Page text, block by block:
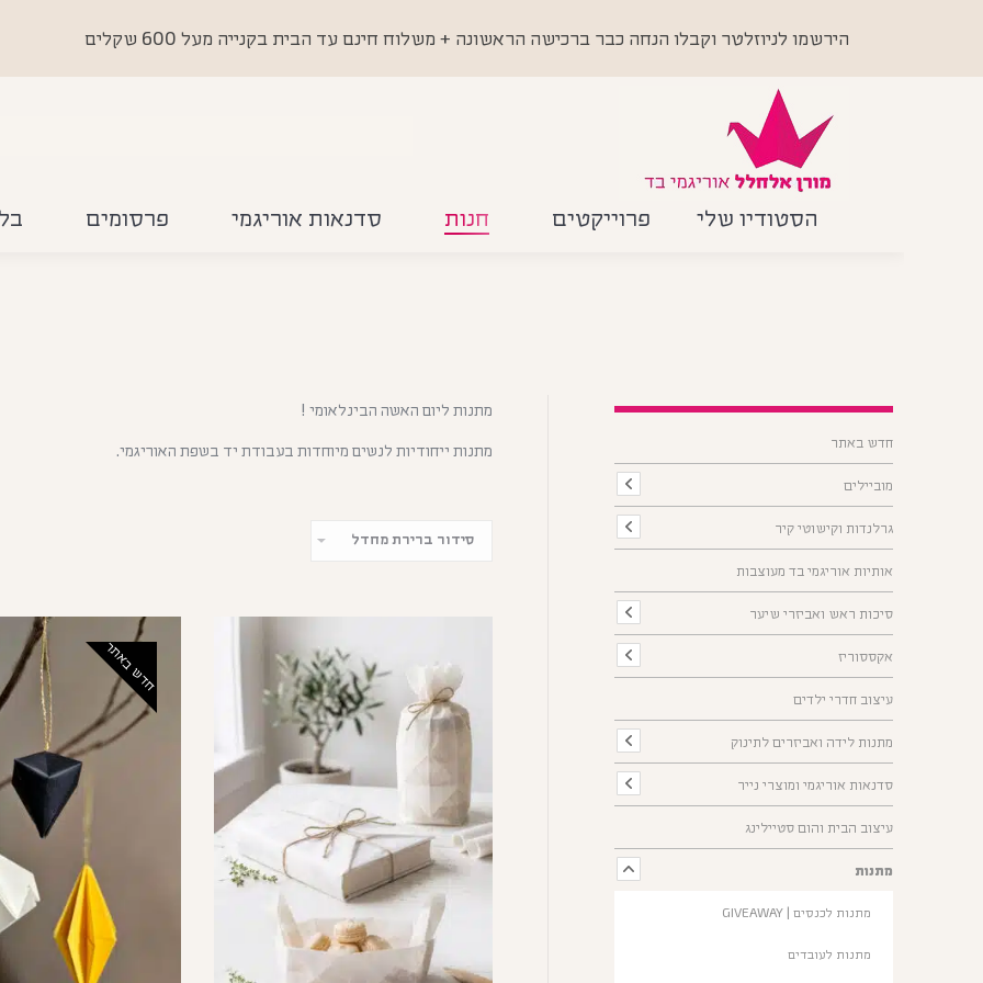
הסטודיו שלי פרוייקטים חנות סדנאות אוריגמי פרסומים
מתנות ליום האשה הבינלאומי !
מתנות ייחודיות לנשים מיוחדות בעבודת יד בשפת האוריגמי.
חדש באתר
חדש באתר
מוביילים
גרלנדות וקישוטי קיר
אותיות אוריגמי בד מעוצבות
סיכות ראש ואביזרי שיער
אקססוריז
עיצוב חדרי ילדים
מתנות לידה ואביזרים לתינוק
סדנאות אוריגמי ומוצרי נייר
עיצוב הבית והום סטיילינג
מתנות
מתנות לכנסים | GIVEAWAY
מתנות לעובדים
הירשמו לניוזלטר וקבלו הנחה כבר ברכישה הראשונה + משלוח חינם עד הבית בקנייה מעל 600 שקלים